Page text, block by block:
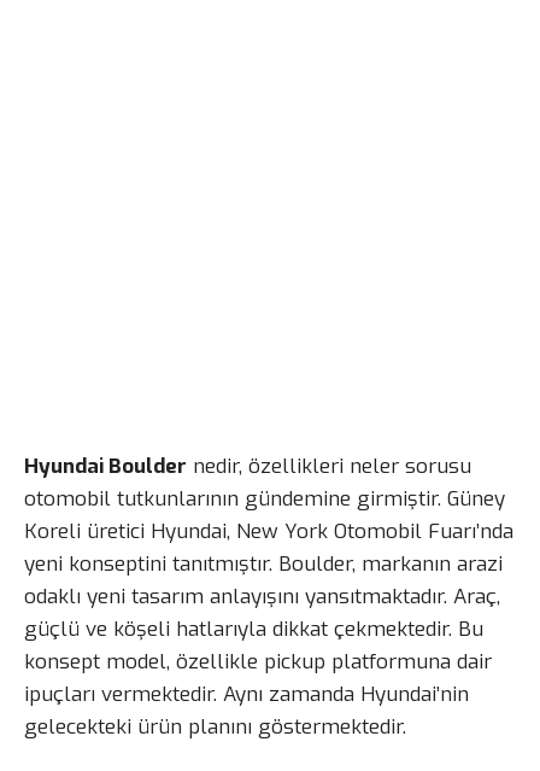
Hyundai Boulder nedir, özellikleri neler sorusu
otomobil tutkunlarının gündemine girmiştir. Güney
Koreli üretici Hyundai, New York Otomobil Fuarı’nda
yeni konseptini tanıtmıştır. Boulder, markanın arazi
odaklı yeni tasarım anlayışını yansıtmaktadır. Araç,
güçlü ve köşeli hatlarıyla dikkat çekmektedir. Bu
konsept model, özellikle pickup platformuna dair
ipuçları vermektedir. Aynı zamanda Hyundai’nin
gelecekteki ürün planını göstermektedir.